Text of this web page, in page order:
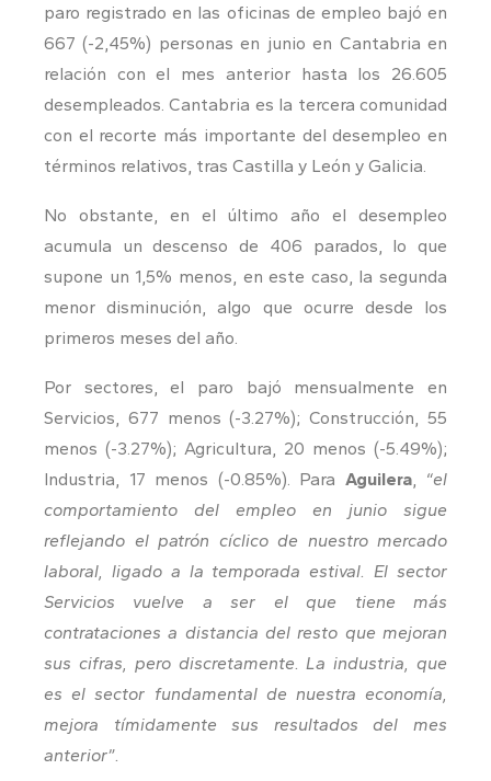
paro registrado en las oficinas de empleo bajó en
667 (-2,45%) personas en junio en Cantabria en
relación con el mes anterior hasta los 26.605
desempleados. Cantabria es la tercera comunidad
con el recorte más importante del desempleo en
términos relativos, tras Castilla y León y Galicia.
No obstante, en el último año el desempleo
acumula un descenso de 406 parados, lo que
supone un 1,5% menos, en este caso, la segunda
menor disminución, algo que ocurre desde los
primeros meses del año.
Por sectores, el paro bajó mensualmente en
Servicios, 677 menos (-3.27%); Construcción, 55
menos (-3.27%); Agricultura, 20 menos (-5.49%);
Industria, 17 menos (-0.85%). Para Aguilera,
“el
comportamiento del empleo en junio sigue
reflejando el patrón cíclico de nuestro mercado
laboral, ligado a la temporada estival. El sector
Servicios vuelve a ser el que tiene más
contrataciones a distancia del resto que mejoran
sus cifras, pero discretamente. La industria, que
es el sector fundamental de nuestra economía,
mejora tímidamente sus resultados del mes
anterior”.